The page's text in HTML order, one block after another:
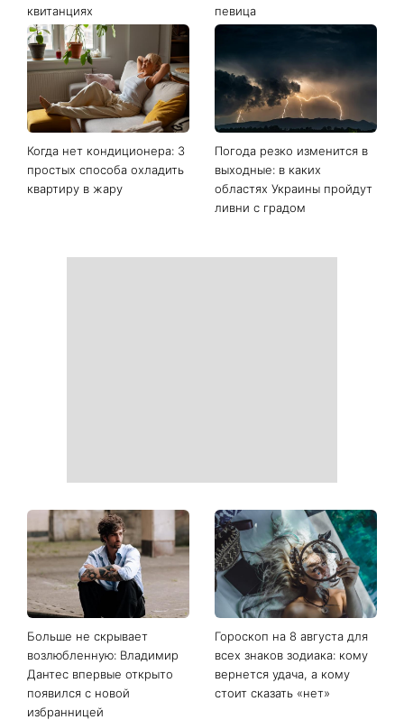
квитанциях
певица
Когда нет кондиционера: 3
простых способа охладить
квартиру в жару
Погода резко изменится в
выходные: в каких
областях Украины пройдут
ливни с градом
Больше не скрывает
возлюбленную: Владимир
Дантес впервые открыто
появился с новой
избранницей
Гороскоп на 8 августа для
всех знаков зодиака: кому
вернется удача, а кому
стоит сказать «нет»